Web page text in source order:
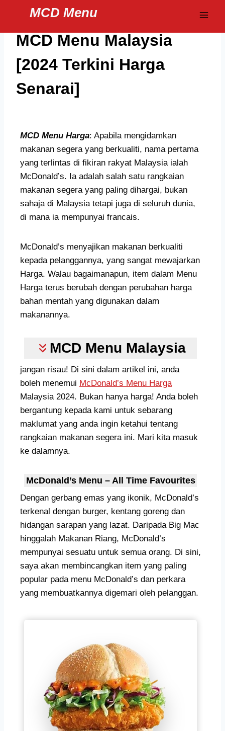
content
MCD Menu
MCD Menu Malaysia
[2024 Terkini Harga
Senarai]
MCD Menu Harga: Apabila mengidamkan
makanan segera yang berkualiti, nama pertama
yang terlintas di fikiran rakyat Malaysia ialah
McDonald’s. Ia adalah salah satu rangkaian
makanan segera yang paling dihargai, bukan
sahaja di Malaysia tetapi juga di seluruh dunia,
di mana ia mempunyai francais.
McDonald’s menyajikan makanan berkualiti
kepada pelanggannya, yang sangat mewajarkan
Harga. Walau bagaimanapun, item dalam Menu
Harga terus berubah dengan perubahan harga
bahan mentah yang digunakan dalam
makanannya.
MCD Menu Malaysia
jangan risau! Di sini dalam artikel ini, anda
boleh menemui McDonald’s Menu Harga
Malaysia 2024. Bukan hanya harga! Anda boleh
bergantung kepada kami untuk sebarang
maklumat yang anda ingin ketahui tentang
rangkaian makanan segera ini. Mari kita masuk
ke dalamnya.
McDonald’s Menu – All Time Favourites
Dengan gerbang emas yang ikonik, McDonald’s
terkenal dengan burger, kentang goreng dan
hidangan sarapan yang lazat. Daripada Big Mac
hinggalah Makanan Riang, McDonald’s
mempunyai sesuatu untuk semua orang. Di sini,
saya akan membincangkan item yang paling
popular pada menu McDonald’s dan perkara
yang membuatkannya digemari oleh pelanggan.